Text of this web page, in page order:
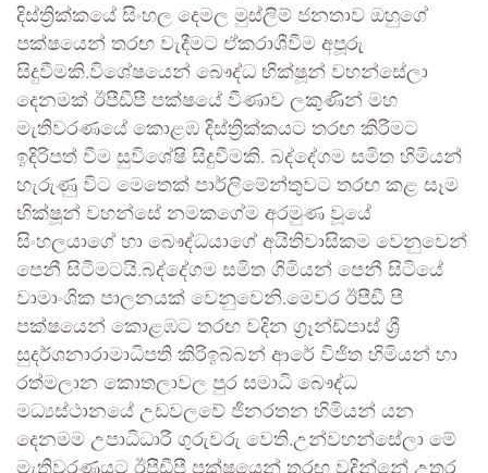
දිස්ත්‍රික්කයේ සිංහල දෙමල මුස්ලිම් ජනතාව ඔහුගේ
පක්ෂයෙන් තරඟ වැදීමට ඒකරාශීවීම අපූරු
සිදුවීමකි.විශේෂයෙන් බෞද්ධ භික්ෂූන් වහන්සේලා
දෙනමක් ඊපීඩීපී පක්ෂයේ වීණාව ලකුණින් මහ
මැතිවරණයේ කොළඹ දිස්ත්‍රික්කයට තරඟ කිරීමට
ඉදිරිපත් වීම සුවිශේෂි සිදුවීමකි. බද්දේගම සමිත හිමියන්
හැරුණු විට මෙතෙක් පාර්ලිමේන්තුවට තරඟ කළ සෑම
භික්ෂූන් වහන්සේ නමකගේම අරමුණ වූයේ
සිංහලයාගේ හා බෞද්ධයාගේ අයිතිවාසිකම වෙනුවෙන්
පෙනී සිටීමටයි.බද්දේගම සමිත ගිමියන් පෙනී සිටියේ
වාමාංශික පාලනයක් වෙනුවෙනි.මෙවර ඊපීඩී පී
පක්ෂයෙන් කොළඹට තරඟ වදින ග්‍රෑන්ඩ්පාස් ශ්‍රී
සුදර්ශනාරාමාධිපති කිරිඉබ්බන් ආරේ විජිත හිමියන් හා
රත්මලාන කොතලාවල පුර සමාධි බෞද්ධ
මධ්‍යස්ථානයේ උඩවලවේ ජිනරතන හිමියන් යන
දෙනමම උපාධිධාරී ගුරුවරු වෙති.උන්වහන්සේලා මේ
මැතිවරණයට ඊපීඩීපී පක්ෂයෙන් තරඟ වදින්නේ උතුර